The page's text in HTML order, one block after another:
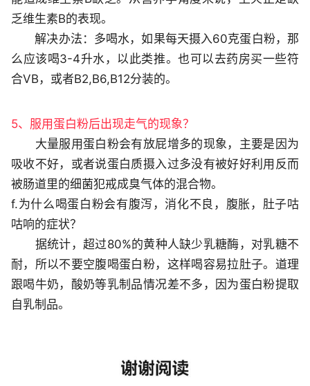
乏维生素B的表现。
解决办法：多喝水，如果每天摄入60克蛋白粉，那
么应该喝3-4升水，以此类推。也可以去药房买一些符
合VB，或者B2,B6,B12分装的。
5、服用蛋白粉后出现走气的现象？
大量服用蛋白粉会有放屁增多的现象，主要是因为
吸收不好，或者说蛋白质摄入过多没有被好好利用反而
被肠道里的细菌犯戒成臭气体的混合物。
f.为什么喝蛋白粉会有腹泻，消化不良，腹胀，肚子咕
咕响的症状？
据统计，超过80%的黄种人缺少乳糖酶，对乳糖不
耐，所以不要空腹喝蛋白粉，这样喝容易拉肚子。道理
跟喝牛奶，酸奶等乳制品情况差不多，因为蛋白粉提取
自乳制品。